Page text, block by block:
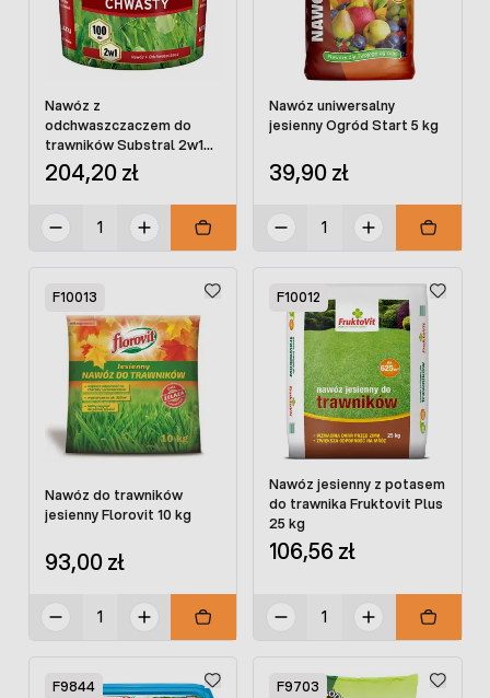
Nawóz z
odchwaszczaczem do
trawników Substral 2w1
długodziałający 5 kg
204,20 zł
Nawóz uniwersalny
jesienny Ogród Start 5 kg
39,90 zł
F10013
Nawóz do trawników
jesienny Florovit 10 kg
93,00 zł
F10012
Nawóz jesienny z potasem
do trawnika Fruktovit Plus
25 kg
106,56 zł
F9844 F9703